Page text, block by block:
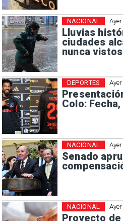
Lluvias
ciudades
nunca vistos
NACIONAL
Colo:
DEPORTES
Senado
NACIONAL
Proyecto
NACIONAL